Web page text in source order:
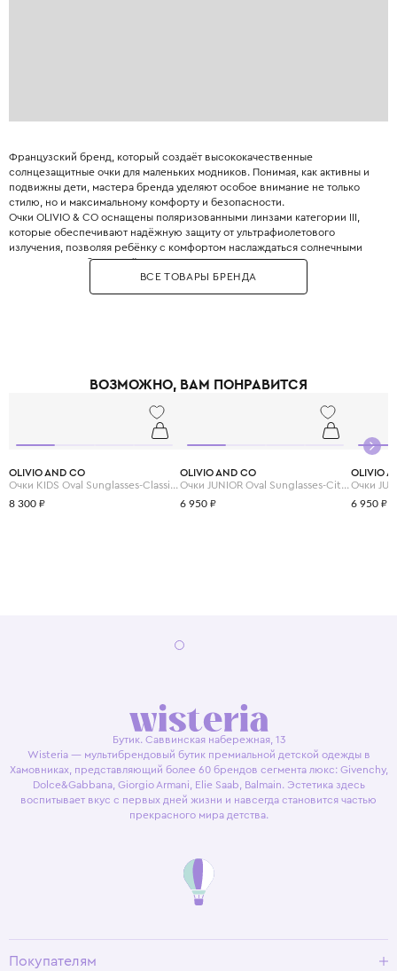
Французский бренд, который создаёт высококачественные
солнцезащитные очки для маленьких модников. Понимая, как активны и
подвижны дети, мастера бренда уделяют особое внимание не только
стилю, но и максимальному комфорту и безопасности.
Очки OLIVIO & CO оснащены поляризованными линзами категории III,
которые обеспечивают надёжную защиту от ультрафиолетового
излучения, позволяя ребёнку с комфортом наслаждаться солнечными
днями. Модели бренда лёгкие, прочные, с гнущимися дужками, что
делает их удобными для ношения. Очки OLIVIO & CO – это не просто
аксессуар, а настоящая находка для стильных детей.
ВСЕ ТОВАРЫ БРЕНДА
ВОЗМОЖНО, ВАМ ПОНРАВИТСЯ
OLIVIO AND CO
Очки KIDS Oval Sunglasses-Classic Olivio-Squid Black
8 300 ₽
OLIVIO AND CO
Очки JUNIOR Oval Sunglasses-Citrus Garden-Grapefruit Pink
6 950 ₽
OLIVIO
6 950 ₽
Бутик. Саввинская набережная, 13
Wisteria — мультибрендовый бутик премиальной детской одежды в
Хамовниках, представляющий более 60 брендов сегмента люкс: Givenchy,
Dolce&Gabbana, Giorgio Armani, Elie Saab, Balmain. Эстетика здесь
воспитывает вкус с первых дней жизни и навсегда становится частью
прекрасного мира детства.
Покупателям